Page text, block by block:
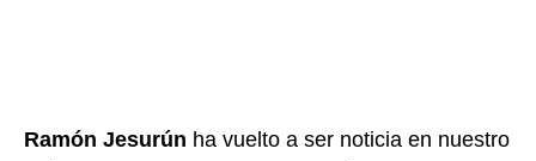
Ramón Jesurún ha vuelto a ser noticia en nuestro